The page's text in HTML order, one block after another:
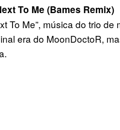
To Me (Bames Remix)
To Me”, música do trio
era do MoonDoctoR,